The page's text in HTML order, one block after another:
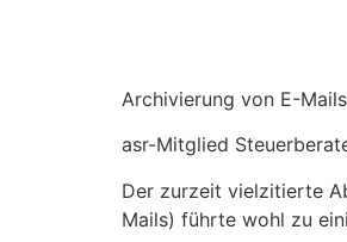
Archivierung von E-
asr-Mitglied
Der zurzeit vielzitierte
Mails) führte wohl zu